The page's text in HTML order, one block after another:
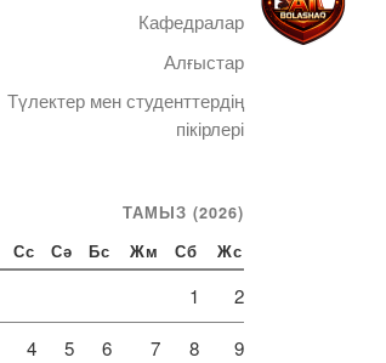
Кафедралар
Алғыстар
Түлектер мен студенттердің
пікірлері
ТАМЫЗ (2026)
Сс Сә Бс Жм Сб Жс
1 2
4 5 6 7 8 9
Telegram